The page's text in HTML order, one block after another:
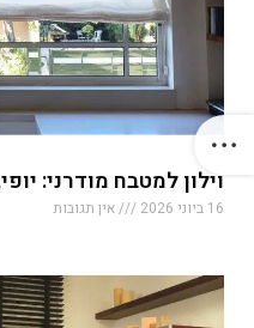
וילון למטבח מודרני:
16 ביוני 2026 אין תגובות